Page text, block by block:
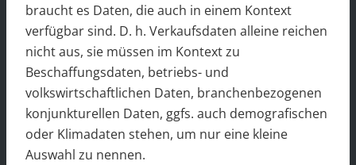
braucht es Daten, die auch in einem Kontext
verfügbar sind. D. h. Verkaufsdaten alleine reichen
nicht aus, sie müssen im Kontext zu
Beschaffungsdaten, betriebs- und
volkswirtschaftlichen Daten, branchenbezogenen
konjunkturellen Daten, ggfs. auch demografischen
oder Klimadaten stehen, um nur eine kleine
Auswahl zu nennen.